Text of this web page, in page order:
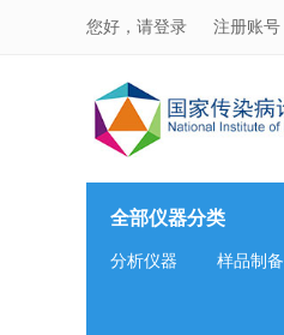
您好，请登录 注册账号
全部仪器分类
分析仪器 样品制备